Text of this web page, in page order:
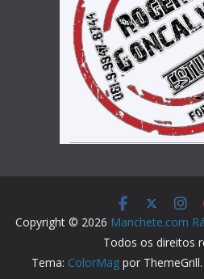
Copyright © 2026 Manchete.com
Todos os direitos
Tema: ColorMagpor